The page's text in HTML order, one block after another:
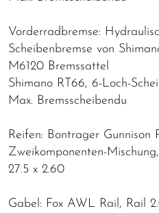
Vorderradbremse:
Scheibenbremse von
M6120 Bremssattel
Shimano RT66, 6-Loch-
Max. Bremsscheibendu
Reifen: Bontrager Gunnison
Zweikomponenten-
27.5 x 2.60
Gabel: Fox AWL Rail, Rail